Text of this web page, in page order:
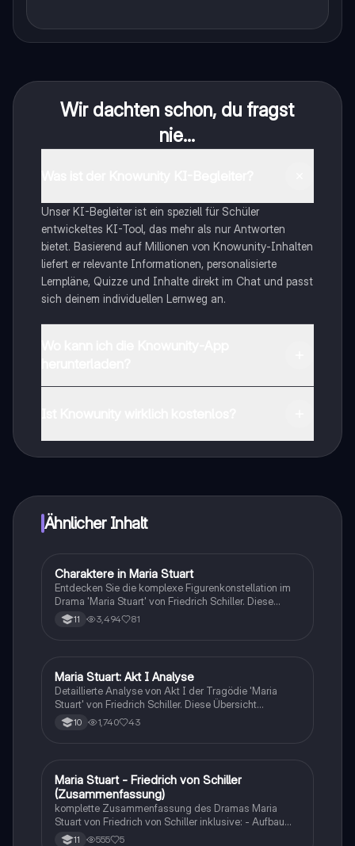
Wir dachten schon, du fragst
nie...
Unser KI-Begleiter ist ein speziell für Schüler
entwickeltes KI-Tool, das mehr als nur Antworten
bietet. Basierend auf Millionen von Knowunity-Inhalten
liefert er relevante Informationen, personalisierte
Lernpläne, Quizze und Inhalte direkt im Chat und passt
sich deinem individuellen Lernweg an.
Ähnlicher Inhalt
Deutsch
Charaktere in Maria Stuart
Entdecken Sie die komplexe Figurenkonstellation im
Drama 'Maria Stuart' von Friedrich Schiller. Diese
Analyse beleuchtet die Beziehungen zwischen
Protagonistin Elisabeth und Antagonistin Maria sowie
11 3,494 81
Deutsch
Maria Stuart: Akt I Analyse
Detaillierte Analyse von Akt I der Tragödie 'Maria
Stuart' von Friedrich Schiller. Diese Übersicht
behandelt zentrale Themen wie Macht, Schuld und
Intrigen, sowie die dramatischen Konflikte zwischen
Charakterdynamik und dramaturgischen Elemente
suchen.
10 1,740 43
Deutsch
Maria Stuart - Friedrich von Schiller
(Zusammenfassung)
komplette Zusammenfassung des Dramas Maria
Stuart von Friedrich von Schiller inklusive: - Aufbau
(geschlossenes Drama, pyramidaler Aufbau und
11 555 5